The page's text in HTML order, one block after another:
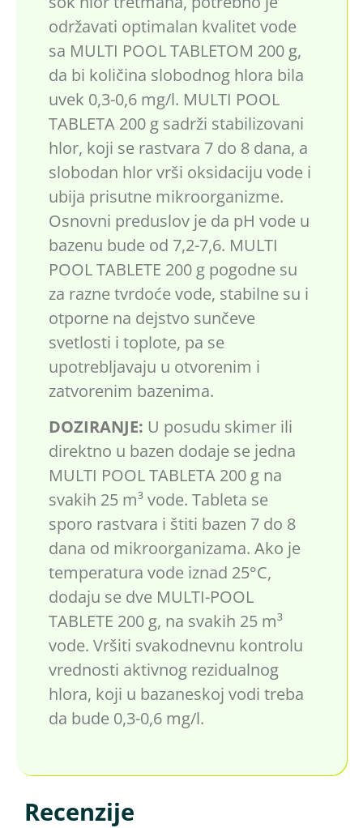
održavati optimalan kvalitet vode
sa MULTI POOL TABLETOM 200 g,
da bi količina slobodnog hlora bila
uvek 0,3-0,6 mg/l. MULTI POOL
TABLETA 200 g sadrži stabilizovani
hlor, koji se rastvara 7 do 8 dana, a
slobodan hlor vrši oksidaciju vode i
ubija prisutne mikroorganizme.
Osnovni preduslov je da pH vode u
bazenu bude od 7,2-7,6. MULTI
POOL TABLETE 200 g pogodne su
za razne tvrdoće vode, stabilne su i
otporne na dejstvo sunčeve
svetlosti i toplote, pa se
upotrebljavaju u otvorenim i
zatvorenim bazenima.
DOZIRANJE: U posudu skimer ili
direktno u bazen dodaje se jedna
MULTI POOL TABLETA 200 g na
svakih 25 m³ vode. Tableta se
sporo rastvara i štiti bazen 7 do 8
dana od mikroorganizama. Ako je
temperatura vode iznad 25°C,
dodaju se dve MULTI-POOL
TABLETE 200 g, na svakih 25 m³
vode. Vršiti svakodnevnu kontrolu
vrednosti aktivnog rezidualnog
hlora, koji u bazaneskoj vodi treba
da bude 0,3-0,6 mg/l.
Recenzije